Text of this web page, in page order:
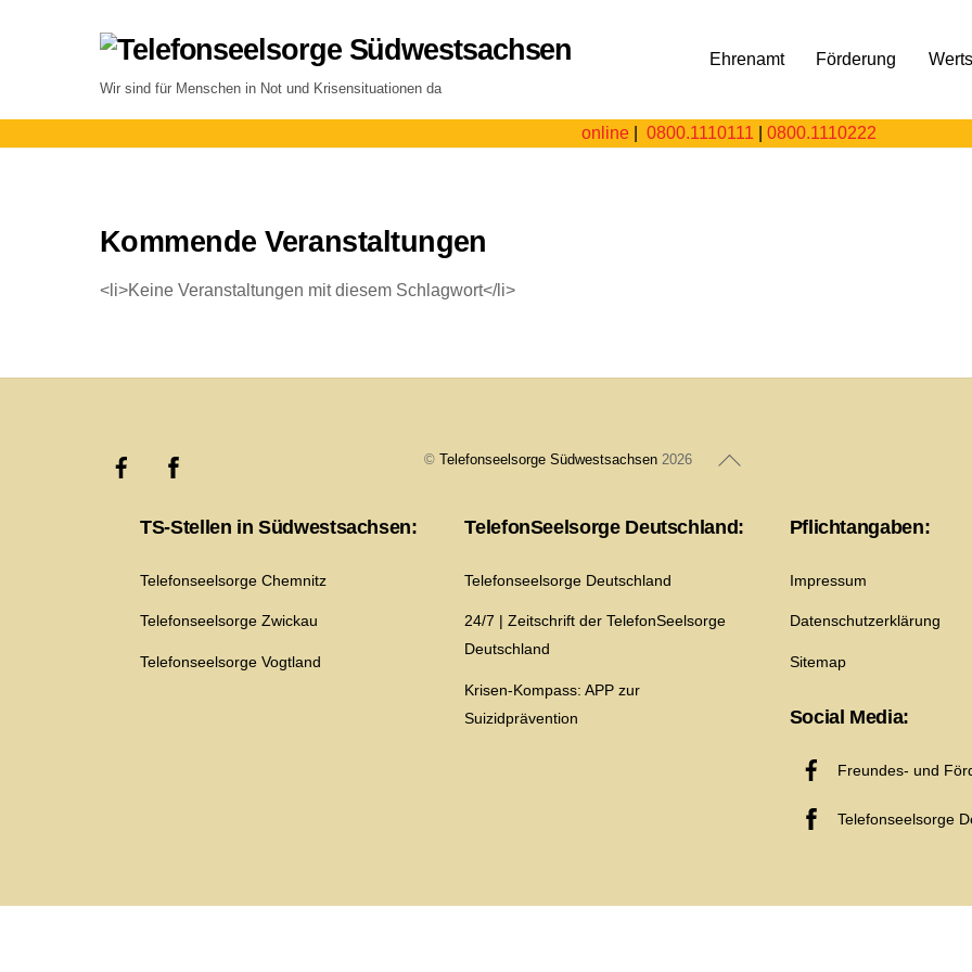
Wir sind für Menschen in Not und Krisensituationen da
Ehrenamt Förderung
online 0800.1110111 0800.1110222
Kommende Veranstaltungen
<li>Keine Veranstaltungen mit diesem Schlagwort</li>
Back
©Telefonseelsorge Südwestsachsen 2026
TS-Stellen in Südwestsachsen:
Telefonseelsorge Chemnitz
Telefonseelsorge Zwickau
Telefonseelsorge Vogtland
TelefonSeelsorge Deutschland:
Telefonseelsorge Deutschland
24/7 | Zeitschrift der TelefonSeelsorge
Deutschland
Krisen-Kompass: APP zur
Suizidprävention
Pflichtangaben:
Impressum
Datenschutzerklärung
Sitemap
Social Media:
Freundes- und
Telefonseelsorge